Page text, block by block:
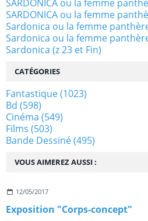
VOUS AIMEREZ AUSSI :
12/05/2017
Exposition "Corps-concept"
SARDONICA ou la femme
SARDONICA ou la femme
Sardonica ou la femme
Sardonica ou la femme
Sardonica (z 23 et Fin)
CATÉGORIES
Fantastique(1023)
Bd (598)
Cinéma (549)
Films (503)
Bande Dessiné(495)